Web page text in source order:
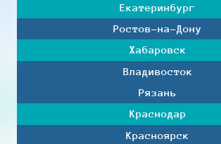
Екатеринбург
Ростов-на-Дону
Хабаровск
Владивосток
Рязань
Краснодар
Красноярск